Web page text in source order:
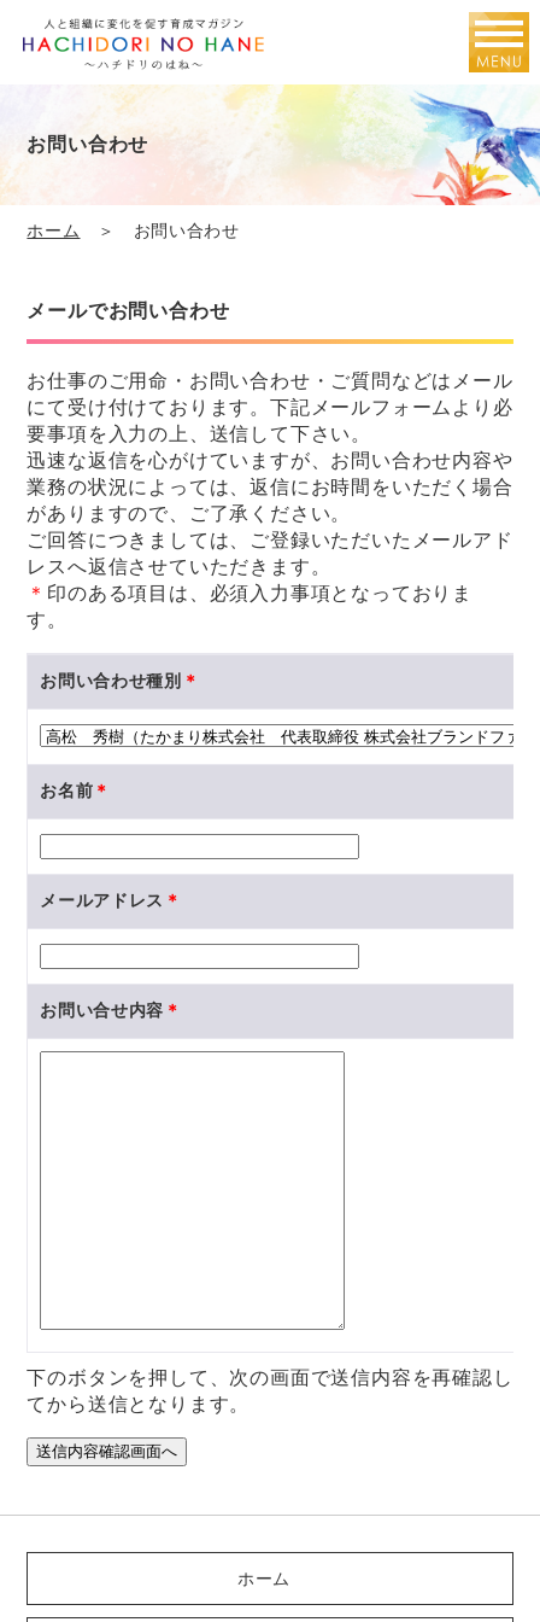
お問い合わせ
ホーム ＞ お問い合わせ
メールでお問い合わせ
お仕事のご用命・お問い合わせ・ご質問などはメール
にて受け付けております。下記メールフォームより必
要事項を入力の上、送信して下さい。
迅速な返信を心がけていますが、お問い合わせ内容や
業務の状況によっては、返信にお時間をいただく場合
がありますので、ご了承ください。
ご回答につきましては、ご登録いただいたメールアド
レスへ返信させていただきます。
＊ 印のある項目は、必須入力事項となっておりま
す。
お問い合わせ種別 ＊
お名前 ＊
メールアドレス ＊
お問い合せ内容 ＊
下のボタンを押して、次の画面で送信内容を再確認し
てから送信となります。
ホーム